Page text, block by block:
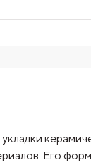
Его